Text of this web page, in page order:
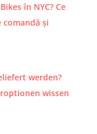
în NYC? Ce
și
werden?
wissen